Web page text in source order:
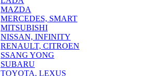
MAZDA
MERCEDES, SMART
MITSUBISHI
NISSAN, INFINITY
RENAULT, CITROEN
SSANG YONG
SUBARU
TOYOTA, LEXUS